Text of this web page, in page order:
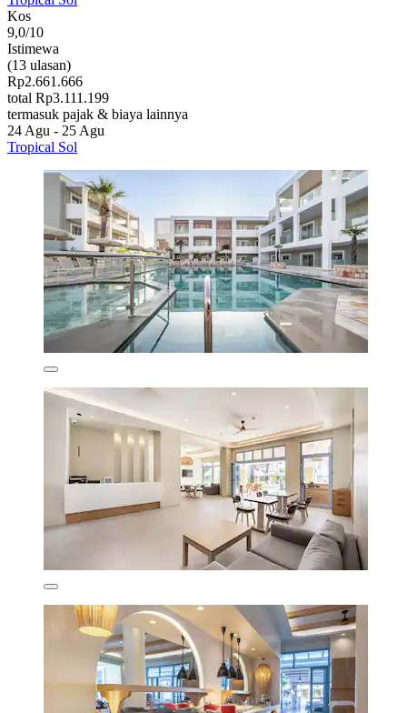
Kos
9,0/10
Istimewa
(13 ulasan)
Rp2.661.666
total Rp3.111.199
termasuk pajak & biaya lainnya
24 Agu - 25 Agu
Tropical Sol